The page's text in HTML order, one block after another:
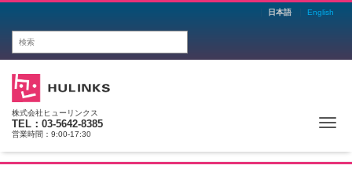
日本語 English
株式会社ヒューリンクス
TEL：03-5642-8385
営業時間：9:00-17:30